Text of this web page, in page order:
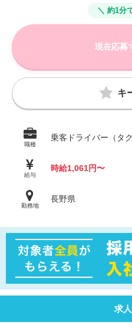
＼ 約1分
現在応募
キ
職種
乗客ドライバー（タ
給与
時給1,061円〜
勤務地
長野県
求